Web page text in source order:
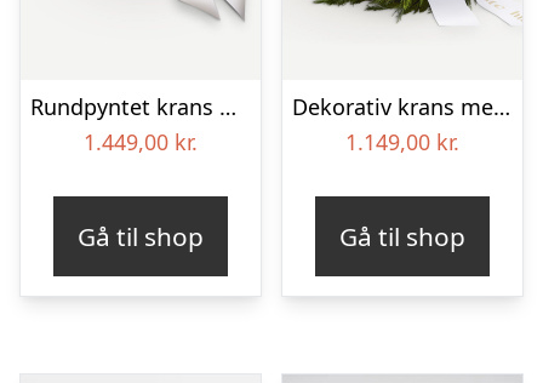
Rundpyntet krans med bånd
1.449,00 kr.
Gå til shop
Dekorativ krans med bånd
1.149,00 kr.
Gå til shop